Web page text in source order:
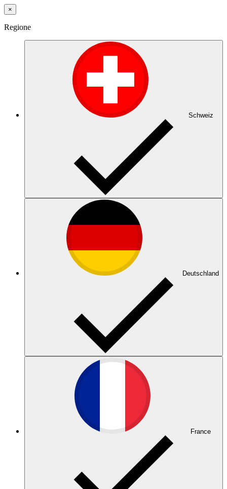
×
Regione
Schweiz
Deutschland
France